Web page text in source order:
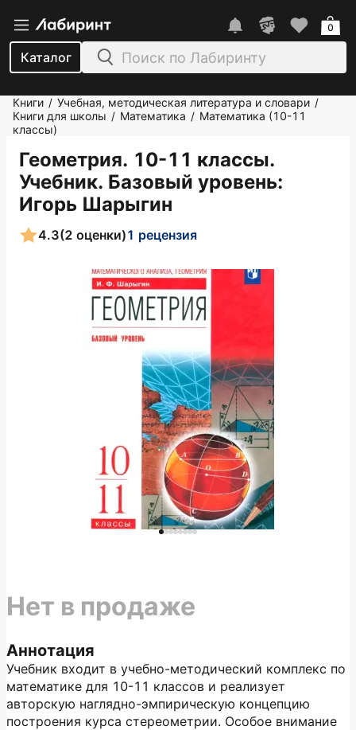
Каталог
0
Книги / Учебная, методическая литература и словари /
Книги для школы / Математика / Математика (10-11
классы)
Геометрия. 10-11 классы.
Учебник. Базовый уровень:
Игорь Шарыгин
4.3(2 оценки)1 рецензия
Аннотация
Учебник входит в учебно-методический комплекс по
математике для 10-11 классов и реализует
авторскую наглядно-эмпирическую концепцию
построения курса стереометрии. Особое внимание
Нет в продаже